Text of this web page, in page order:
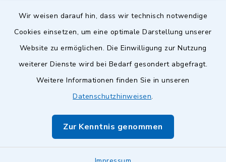
Wir weisen darauf hin, dass wir technisch notwendige
Cookies einsetzen, um eine optimale Darstellung unserer
Website zu ermöglichen. Die Einwilligung zur Nutzung
weiterer Dienste wird bei Bedarf gesondert abgefragt.
Weitere Informationen finden Sie in unseren
Datenschutzhinweisen.
Zur Kenntnis genommen
Kontakt
Barrierefreiheit
Impressum
Sitemap